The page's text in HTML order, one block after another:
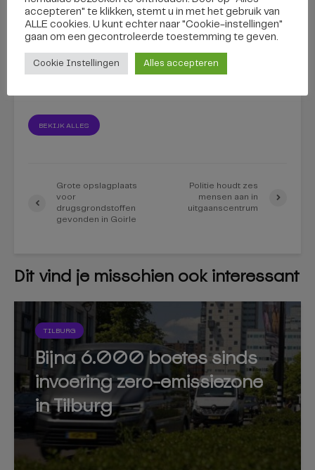
BEKIJK ALLES
Grote opslagplaats
voor
drugsgrondstoffen
gevonden in Goirle
Politie houdt zes
mensen aan in
uitgaanscentrum
Dit vind je misschien ook interessant
TILBURG
Bijna 6.000 boetes sinds
invoering zero-emissiezone
in Tilburg
accepteren" te klikken, stemt u in met het gebruik van
ALLE cookies. U kunt echter naar "Cookie-instellingen"
gaan om een ​​gecontroleerde toestemming te geven.
Cookie Instellingen Alles accepteren